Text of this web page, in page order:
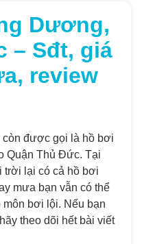
Dương,
– Sđt, giá
review
còn được gọi là hồ bơi
Quận Thủ Đức. Tại
trời lại có cả hồ bơi
mưa bạn vẫn có thể
bơi lội. Nếu bạn
theo dõi hết bài viết